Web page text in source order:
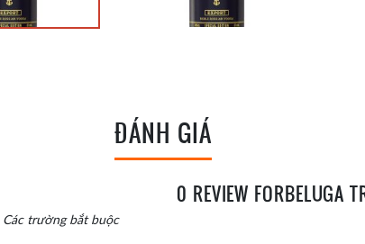
ĐÁNH GIÁ
Các trường bắt buộc
0 REVIEW FORBELUGA